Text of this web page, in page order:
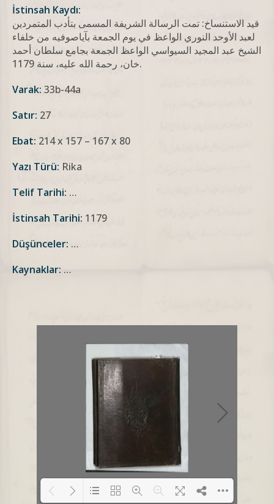
İstinsah Kaydı:
قيد الاستنساخ: تمت الرسالة الشريفة المسمى بتأدب المتمردين
لعبد الأوحد النوري الواعظ في يوم الجمعة بآياصوفيه من خلفاء
الشيخ عبد المجيد السيواسي الواعظ الجمعة بجامع سلطان أحمد
خان، رحمة الله عليه، سنة 1179.
Varak: 33b-44a
Satır: 27
Ebat: 214 x 157 – 167 x 80
Yazı Türü: Rika
Telif Tarihi: …
İstinsah Tarihi: 1179
Düşünceler: …
Kaynaklar: …